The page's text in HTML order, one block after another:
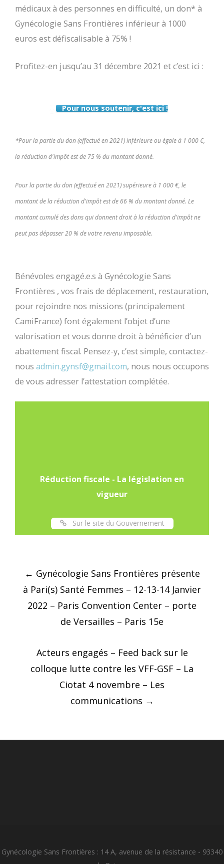
médicaux à des personnes en difficulté, un don* à
Gynécologie Sans Frontières inférieur à 1000
euros est défiscalisable à 75% !
Profitez-en jusqu’au 31 décembre 2021 et c’est ici :
Pour nous soutenir, c'est ici !
*Pour la partie du don (effectué en 2021) inférieure ou égale à 1 000 €,
la réduction d'impôt est de 75 % du montant donné.
Pour la partie du don (effectué en 2021) supérieure à 1 000 €, le
montant de la réduction d'impôt est de 66 % du montant donné. Le
montant cumulé des dons qui donnent droit à la réduction d'impôt ne
peut pas dépasser 20 % de votre revenu imposable.
Bénévoles engagé.e.s à Gynécologie Sans
Frontières , vos frais de déplacement, restauration,
pour rejoindre nos missions (principalement
CamiFrance) font également l’objet d’une
valorisation et vous donne droit à bénéficier d’un
abattement fiscal. Pensez-y, c’est simple, contactez-
nous admin.gynsf@gmail.com, nous nous occupons
de vous adresser l’attestation complétée.
Réduction fiscale - La législation en
vigueur
Sur le site du Gouvernement
Post
navigation
← Gynécologie Sans Frontières présente
à Pari(s) Santé Femmes – 12-13-14 Janvier
2022 – Paris Convention Center – porte
de Versailles – Paris 15e
Acteurs engagés – Feed back sur le
colloque lutte contre les VFF-GSF – La
Ciotat 4 novembre – Les
communications →
Gynécologie Sans Frontières : 14 A, avenue de la résistance - 93340